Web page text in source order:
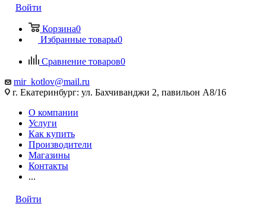
Войти
Корзина0
Избранные товары0
Сравнение товаров0
mir_kotlov@mail.ru
г. Екатеринбург: ул. Бахчиванджи 2, павильон А8/16
О компании
Услуги
Как купить
Производители
Магазины
Контакты
...
Войти